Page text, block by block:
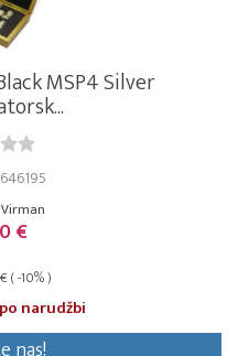
MSP4 Silver
€
( -10% )
narudžbi